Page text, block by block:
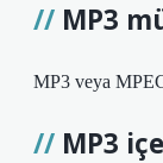
MP3
MP3 veya
MP3